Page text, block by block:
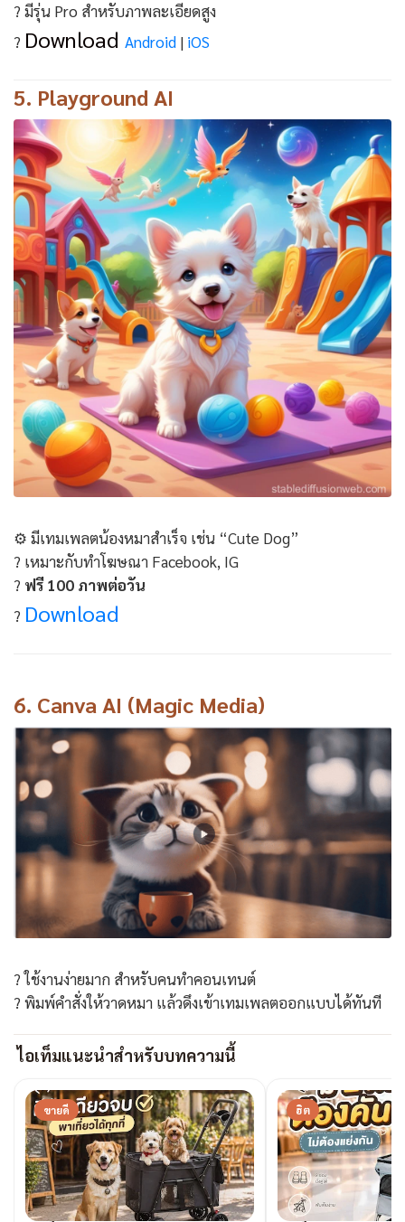
? มีรุ่น Pro สำหรับภาพละเอียดสูง
? Download Android | iOS
5. Playground AI
⚙️ มีเทมเพลตน้องหมาสำเร็จ เช่น “Cute Dog”
? เหมาะกับทำโฆษณา Facebook, IG
? ฟรี 100 ภาพต่อวัน
? Download
6. Canva AI (Magic Media)
? ใช้งานง่ายมาก สำหรับคนทำคอนเทนต์
? พิมพ์คำสั่งให้วาดหมา แล้วดึงเข้าเทมเพลตออกแบบได้ทันที
ไอเท็มแนะนำสำหรับบทความนี้
ขายดี ฮิต